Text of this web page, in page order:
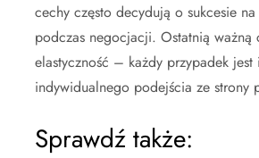
cechy często decydują o sukcesie
podczas negocjacji. Ostatnią ważną
elastyczność – każdy przypadek jest
indywidualnego podejścia ze strony
Sprawdź także: